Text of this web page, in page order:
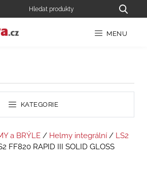
MENU
KATEGORIE
a BRÝLE / Helmy integrální / LS2
FF820 RAPID III SOLID GLOSS